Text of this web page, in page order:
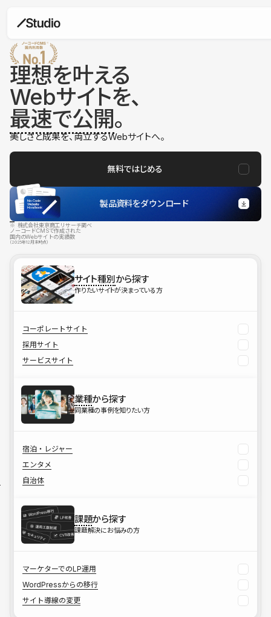
理想を叶える
Webサイトを、
最速で公開。
美しさと成果を、両立するWebサイトへ。
無料ではじめる
製品資料をダウンロード
※ 株式会社東京商工リサーチ調べ
ノーコードCMSで作成された
国内のWebサイトの実績数
（2025年12月末時点）
サイト種別から探す
作りたいサイトが決まっている方
コーポレートサイト
採用サイト
サービスサイト
業種から探す
同業種の事例を知りたい方
宿泊・レジャー
エンタメ
自治体
課題から探す
課題解決にお悩みの方
マーケターでのLP運用
WordPressからの移行
サイト導線の変更